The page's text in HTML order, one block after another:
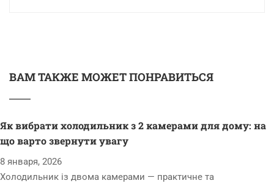
ВАМ ТАКЖЕ МОЖЕТ ПОНРАВИТЬСЯ
Як вибрати холодильник з 2 камерами для дому: на
що варто звернути увагу
8 января, 2026
Холодильник із двома камерами — практичне та